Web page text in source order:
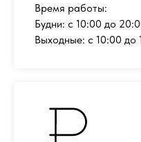
Время работы:
Будни: с 10:00 до
Выходные: с 10:00 до